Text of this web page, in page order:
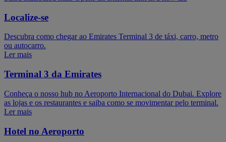
Localize-se
Descubra como chegar ao Emirates Terminal 3 de táxi, carro, metro
ou autocarro.
Ler mais
Terminal 3 da Emirates
Conheça o nosso hub no Aeroporto Internacional do Dubai. Explore
as lojas e os restaurantes e saiba como se movimentar pelo terminal.
Ler mais
Hotel no Aeroporto